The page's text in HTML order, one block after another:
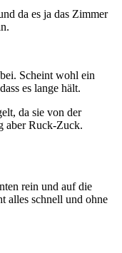
da es ja das Zimmer
Scheint wohl ein
es lange hält.
da sie von der
aber Ruck-Zuck.
rein und auf die
alles schnell und ohne